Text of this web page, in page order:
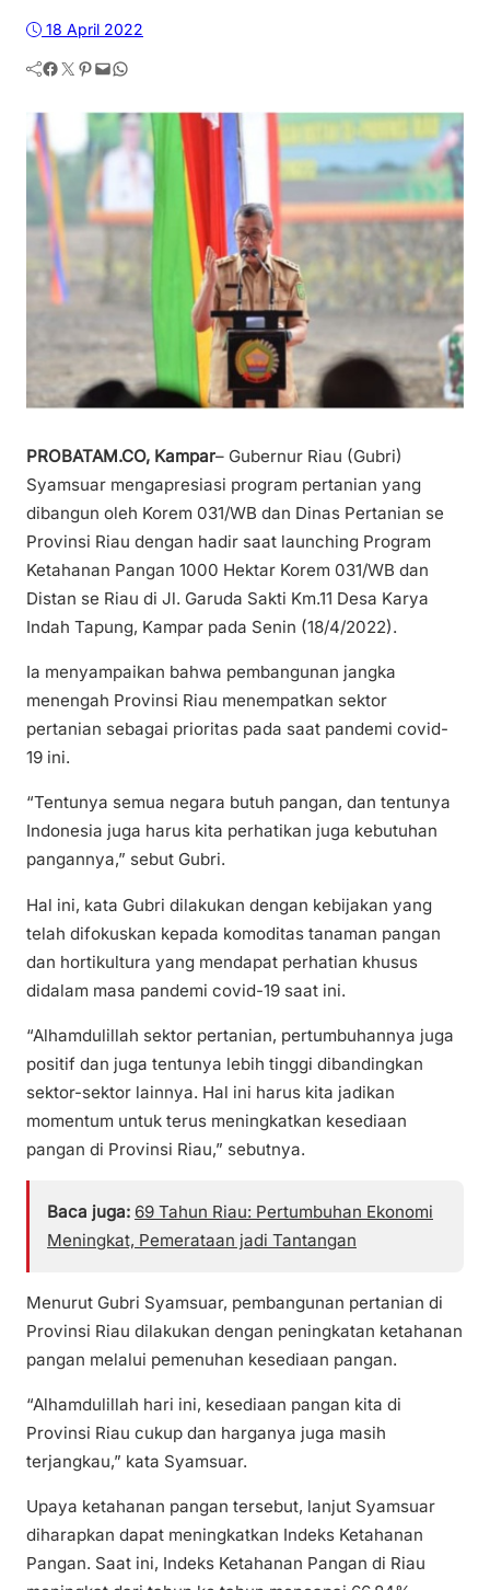
18 April 2022
Facebook Twitter Pinterest Mail WhatsApp
PROBATAM.CO, Kampar– Gubernur Riau (Gubri)
Syamsuar mengapresiasi program pertanian yang
dibangun oleh Korem 031/WB dan Dinas Pertanian se
Provinsi Riau dengan hadir saat launching Program
Ketahanan Pangan 1000 Hektar Korem 031/WB dan
Distan se Riau di Jl. Garuda Sakti Km.11 Desa Karya
Indah Tapung, Kampar pada Senin (18/4/2022).
Ia menyampaikan bahwa pembangunan jangka
menengah Provinsi Riau menempatkan sektor
pertanian sebagai prioritas pada saat pandemi covid-
19 ini.
“Tentunya semua negara butuh pangan, dan tentunya
Indonesia juga harus kita perhatikan juga kebutuhan
pangannya,” sebut Gubri.
Hal ini, kata Gubri dilakukan dengan kebijakan yang
telah difokuskan kepada komoditas tanaman pangan
dan hortikultura yang mendapat perhatian khusus
didalam masa pandemi covid-19 saat ini.
“Alhamdulillah sektor pertanian, pertumbuhannya juga
positif dan juga tentunya lebih tinggi dibandingkan
sektor-sektor lainnya. Hal ini harus kita jadikan
momentum untuk terus meningkatkan kesediaan
pangan di Provinsi Riau,” sebutnya.
Baca juga: 69 Tahun Riau: Pertumbuhan Ekonomi
Meningkat, Pemerataan jadi Tantangan
Menurut Gubri Syamsuar, pembangunan pertanian di
Provinsi Riau dilakukan dengan peningkatan ketahanan
pangan melalui pemenuhan kesediaan pangan.
“Alhamdulillah hari ini, kesediaan pangan kita di
Provinsi Riau cukup dan harganya juga masih
terjangkau,” kata Syamsuar.
Upaya ketahanan pangan tersebut, lanjut Syamsuar
diharapkan dapat meningkatkan Indeks Ketahanan
Pangan. Saat ini, Indeks Ketahanan Pangan di Riau